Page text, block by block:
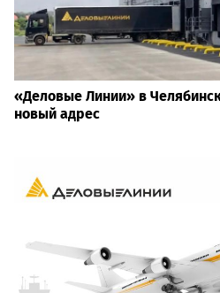
«Деловые Линии» в
новый адрес